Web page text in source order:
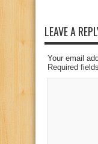
LEAVE A
Your email
Required